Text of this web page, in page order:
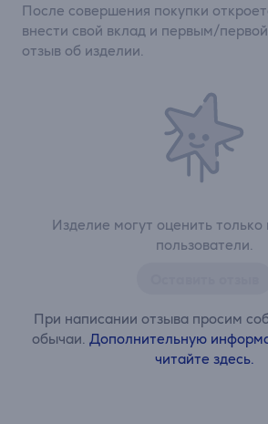
Изделие могут оценить только
пользователи.
При написании отзыва просим
обычаи. Дополнительную
читайте здесь.
После совершения покупки
внести свой вклад и первым/
отзыв об изделии.